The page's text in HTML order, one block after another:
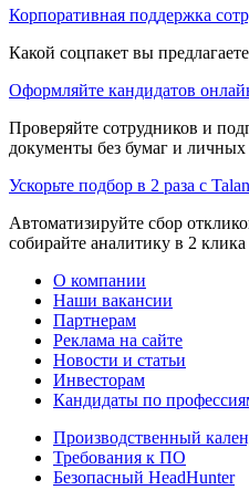
Корпоративная поддержка
Какой соцпакет вы
Оформляйте кандидатов
Проверяйте сотрудников и
документы без бумаг и личных
Ускорьте подбор в 2 раза с
Автоматизируйте сбор
собирайте аналитику в 2 клика
О компании
Наши вакансии
Партнерам
Реклама на сайте
Новости и статьи
Инвесторам
Кандидаты по
Производственный
Требования к ПО
Безопасный HeadHunter